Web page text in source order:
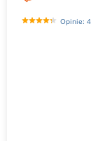
Opinie: 4